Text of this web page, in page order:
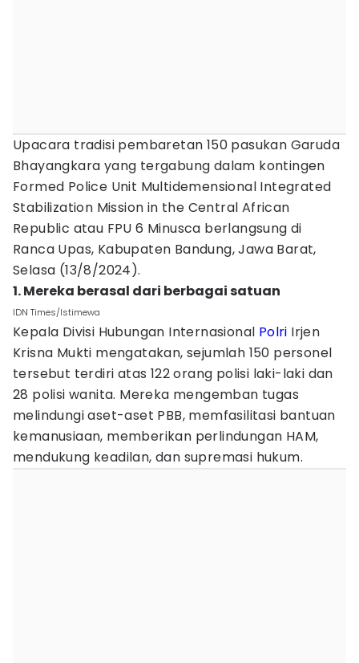
Upacara tradisi pembaretan 150 pasukan Garuda
Bhayangkara yang tergabung dalam kontingen
Formed Police Unit Multidemensional Integrated
Stabilization Mission in the Central African
Republic atau FPU 6 Minusca berlangsung di
Ranca Upas, Kabupaten Bandung, Jawa Barat,
Selasa (13/8/2024).
1. Mereka berasal dari berbagai satuan
IDN Times/Istimewa
Kepala Divisi Hubungan Internasional Polri Irjen
Krisna Mukti mengatakan, sejumlah 150 personel
tersebut terdiri atas 122 orang polisi laki-laki dan
28 polisi wanita. Mereka mengemban tugas
melindungi aset-aset PBB, memfasilitasi bantuan
kemanusiaan, memberikan perlindungan HAM,
mendukung keadilan, dan supremasi hukum.